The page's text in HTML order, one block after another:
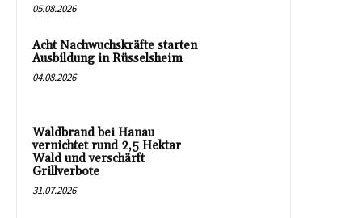
05.08.2026
Acht Nachwuchskräfte starten
Ausbildung in Rüsselsheim
04.08.2026
Waldbrand bei Hanau
vernichtet rund 2,5 Hektar
Wald und verschärft
Grillverbote
31.07.2026